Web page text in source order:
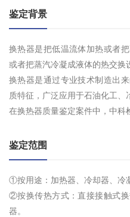
鉴定背景
换热器是把低温流体加热或者
或者把蒸汽冷凝成液体的热交换
换热器是通过专业技术制造出
质特征，广泛应用于石油化工、
在换热器质量鉴定案件中，中科
鉴定范围
①按用途：加热器、冷却器、冷
②按换传热方式：直接接触式
器。